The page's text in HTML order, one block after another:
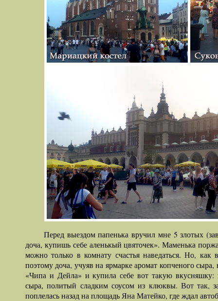
Перед выездом папенька вручил мне 5 злотых
доча, купишь себе аленькый цвяточек». Маменька
можно только в комнату счастья наведаться. Но,
поэтому доча, учуяв на ярмарке аромат копченого
«Чипа и Дейла» и купила себе вот такую вкусняшку:
сыра, политый сладким соусом из клюквы. Вот так,
поплелась назад на площадь Яна Матейко, где ждал